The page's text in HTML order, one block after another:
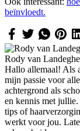
beïnvloedt.
Rody van
Hallo allemaal! Als
mijn passie voor
achtergrond als
en kennis met
tips of
werkt voor jou.